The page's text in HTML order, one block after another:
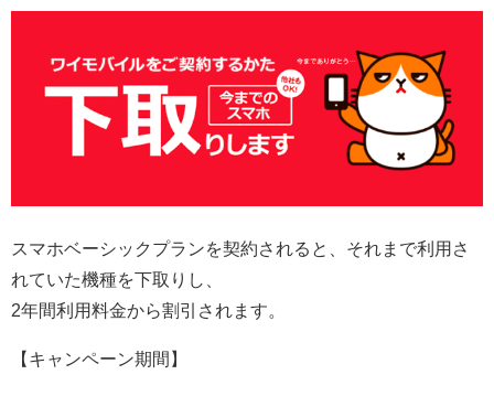
スマホベーシックプランを契約されると、それまで利用さ
れていた機種を下取りし、
2年間利用料金から割引されます。
【キャンペーン期間】